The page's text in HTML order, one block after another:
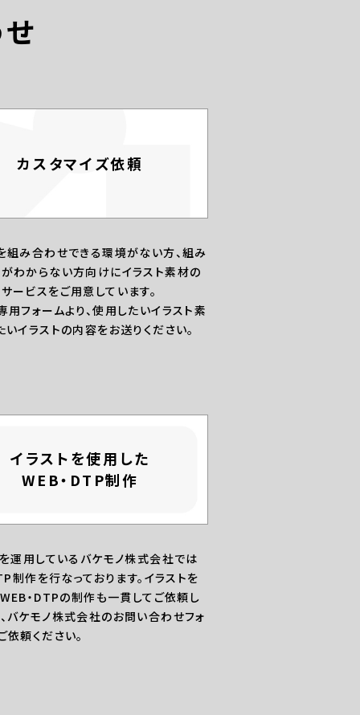
カスタマイズ依頼
組み合わせできる環境がない方、組み
わからない方向けにイラスト素材の
ービスをご用意しています。
用フォームより、使用したいイラスト素
いイラストの内容をお送りください。
イラストを使用した
WEB・DTP制作
運用しているバケモノ株式会社では
制作を行なっております。イラストを
・DTPの制作も一貫してご依頼し
バケモノ株式会社のお問い合わせフォ
依頼ください。